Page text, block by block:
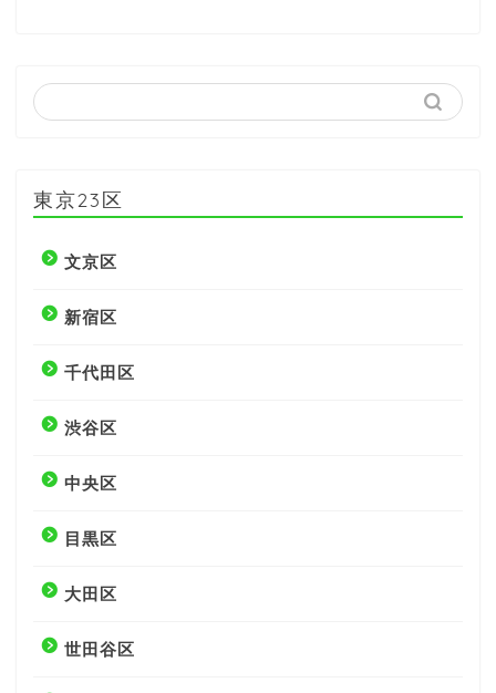
東京23区
文京区
新宿区
千代田区
渋谷区
中央区
目黒区
大田区
世田谷区